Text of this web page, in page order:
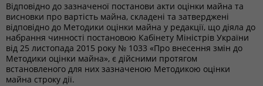
Відповідно до зазначеної постанови акти оцінки майна та
висновки про вартість майна, складені та затверджені
відповідно до Методики оцінки майна у редакції, що діяла до
набрання чинності постановою Кабінету Міністрів України
від 25 листопада 2015 року № 1033 «Про внесення змін до
Методики оцінки майна», є дійсними протягом
встановленого для них зазначеною Методикою оцінки
майна строку дії.